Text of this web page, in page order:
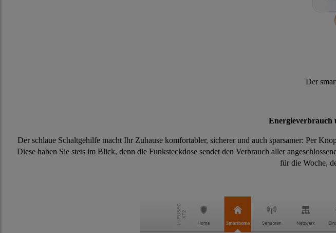
Der
Energieverbrauch
Der schlaue Schaltgehilfe macht Ihr Zuhause komfortabler, sicherer und auch sparsamer: Per
Diese haben Sie stets im Blick, denn die Funksteckdose sendet den Verbrauch aller
für die Woche,